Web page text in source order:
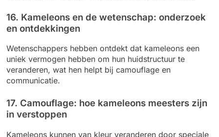
16. Kameleons en de wetenschap: onderzoek
en ontdekkingen
Wetenschappers hebben ontdekt dat kameleons een
uniek vermogen hebben om hun huidstructuur te
veranderen, wat hen helpt bij camouflage en
communicatie.
17. Camouflage: hoe kameleons meesters zijn
in verstoppen
Kameleons kunnen van kleur veranderen door speciale